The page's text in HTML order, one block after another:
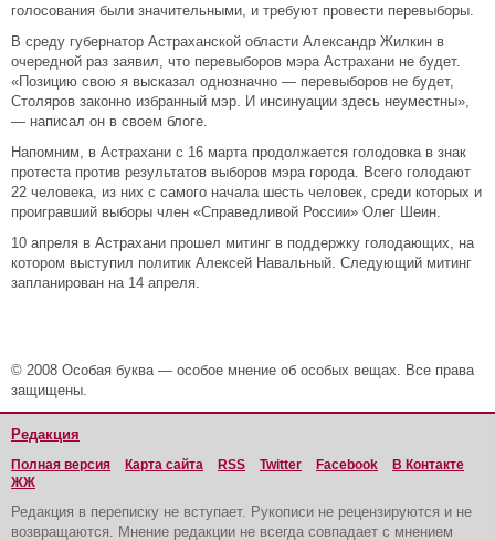
голосования были значительными, и требуют провести перевыборы.
В среду губернатор Астраханской области Александр Жилкин в
очередной раз заявил, что перевыборов мэра Астрахани не будет.
«Позицию свою я высказал однозначно — перевыборов не будет,
Столяров законно избранный мэр. И инсинуации здесь неуместны»,
— написал он в своем блоге.
Напомним, в Астрахани с 16 марта продолжается голодовка в знак
протеста против результатов выборов мэра города. Всего голодают
22 человека, из них с самого начала шесть человек, среди которых и
проигравший выборы член «Справедливой России» Олег Шеин.
10 апреля в Астрахани прошел митинг в поддержку голодающих, на
котором выступил политик Алексей Навальный. Следующий митинг
запланирован на 14 апреля.
© 2008 Особая буква — особое мнение об особых вещах. Все права
защищены.
Редакция
Полная версия Карта сайта RSS Twitter Facebook
В Контакте
ЖЖ
Редакция в переписку не вступает. Рукописи не рецензируются и не
возвращаются. Мнение редакции не всегда совпадает с мнением